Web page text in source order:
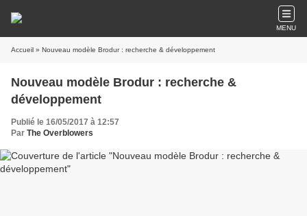
MENU
Accueil » Nouveau modèle Brodur : recherche & développement
Nouveau modèle Brodur : recherche &
développement
Publié le 16/05/2017 à 12:57
Par The Overblowers